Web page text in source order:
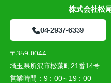
株式会社松
04-2937-6339
〒359-0044
埼玉県所沢市松葉町21番14号
営業時間： 9：00～19：00